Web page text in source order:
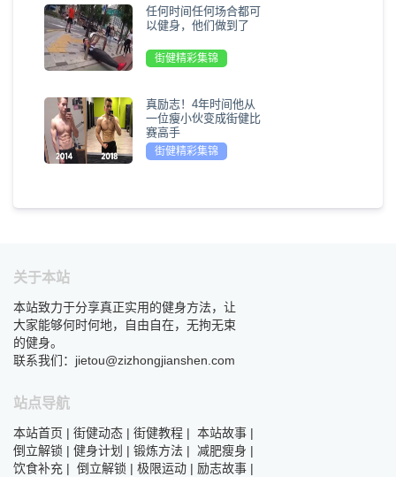
任何时间任何场合都可
以健身，他们做到了
街健精彩集锦
真励志！4年时间他从
一位瘦小伙变成街健比
赛高手
街健精彩集锦
关于本站
本站致力于分享真正实用的健身方法，让
大家能够何时何地，自由自在，无拘无束
的健身。
联系我们：jietou@zizhongjianshen.com
站点导航
本站首页 | 街健动态 | 街健教程 | 本站故事 |
倒立解锁 | 健身计划 | 锻炼方法 | 减肥瘦身 |
饮食补充 | 倒立解锁 | 极限运动 | 励志故事 |